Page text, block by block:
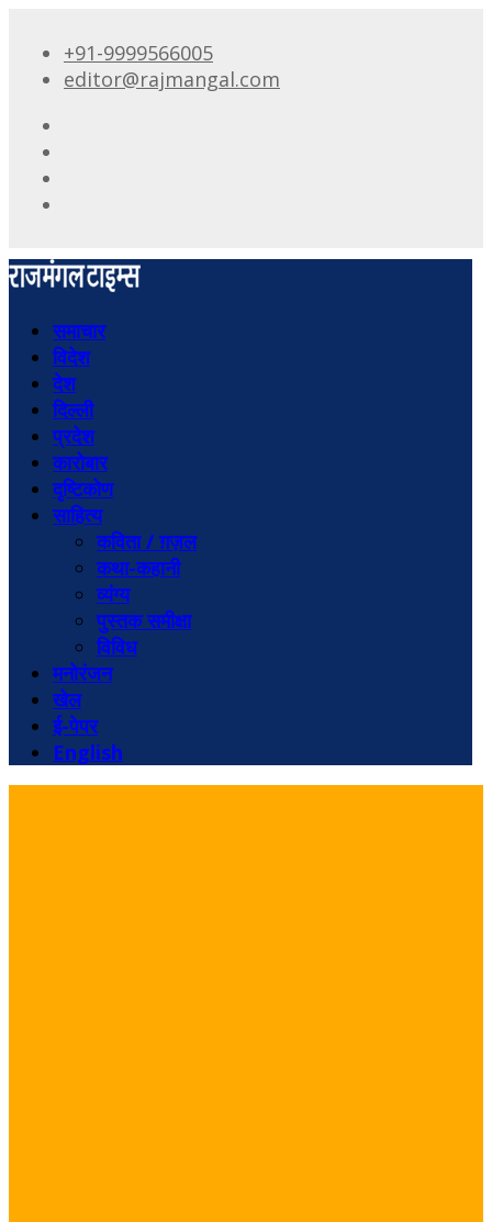
+91-9999566005
editor@rajmangal.com
समाचार
विदेश
देश
दिल्ली
प्रदेश
कारोबार
दृष्टिकोण
साहित्य
कविता / ग़ज़ल
कथा-कहानी
व्यंग्य
पुस्तक समीक्षा
विविध
मनोरंजन
खेल
ई-पेपर
English